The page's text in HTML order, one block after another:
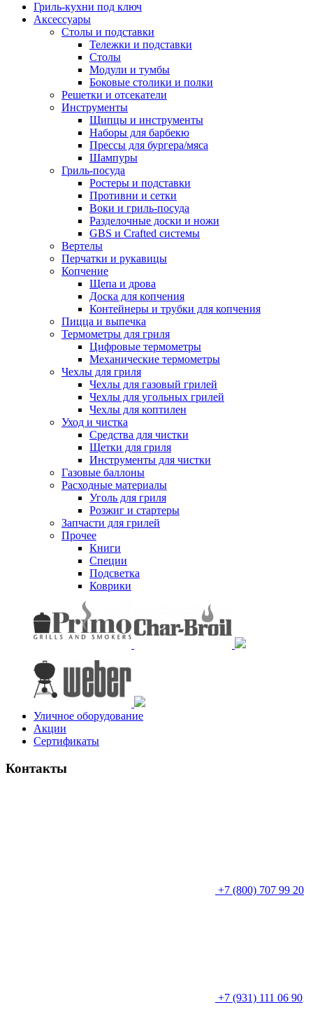
Гриль-кухни под ключ
Аксессуары
Столы и подставки
Тележки и подставки
Столы
Модули и тумбы
Боковые столики и полки
Решетки и отсекатели
Инструменты
Щипцы и инструменты
Наборы для барбекю
Прессы для бургера/мяса
Шампуры
Гриль-посуда
Ростеры и подставки
Противни и сетки
Воки и гриль-посуда
Разделочные доски и ножи
GBS и Crafted системы
Вертелы
Перчатки и рукавицы
Копчение
Щепа и дрова
Доска для копчения
Контейнеры и трубки для копчения
Пицца и выпечка
Термометры для гриля
Цифровые термометры
Механические термометры
Чехлы для гриля
Чехлы для газовый грилей
Чехлы для угольных грилей
Чехлы для коптилен
Уход и чистка
Средства для чистки
Щетки для гриля
Инструменты для чистки
Газовые баллоны
Расходные материалы
Уголь для гриля
Розжиг и стартеры
Запчасти для грилей
Прочее
Книги
Специи
Подсветка
Коврики
Уличное оборудование
Акции
Сертификаты
Контакты
+7 (800) 707 99 20
+7 (931) 111 06 90